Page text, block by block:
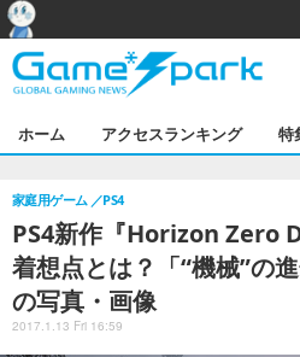
ホーム アクセスランキング 特
PS4新作『Horizon Zero
着想点とは？「“機械”の
の写真・画像
家庭用ゲーム PS4
2017.1.13 Fri 16:59